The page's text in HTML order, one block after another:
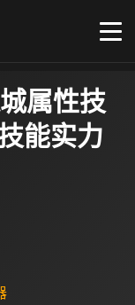
属性技
能实力